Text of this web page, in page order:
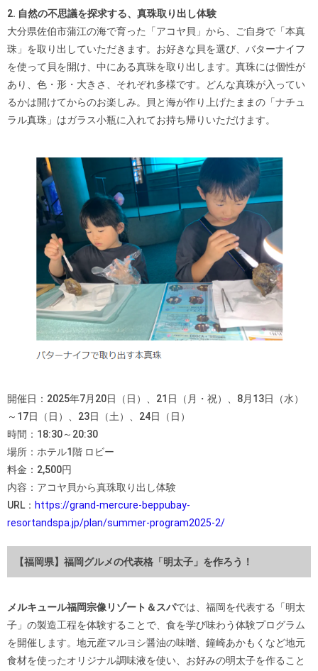
2. 自然の不思議を探求する、真珠取り出し体験
大分県佐伯市蒲江の海で育った「アコヤ貝」から、ご自身で「本真
珠」を取り出していただきます。お好きな貝を選び、バターナイフ
を使って貝を開け、中にある真珠を取り出します。真珠には個性が
あり、色・形・大きさ、それぞれ多様です。どんな真珠が入ってい
るかは開けてからのお楽しみ。貝と海が作り上げたままの「ナチュ
ラル真珠」はガラス小瓶に入れてお持ち帰りいただけます。
開催日：2025年7月20日（日）、21日（月・祝）、8月13日（水）
～17日（日）、23日（土）、24日（日）
時間：18:30～20:30
場所：ホテル1階 ロビー
料金：2,500円
内容：アコヤ貝から真珠取り出し体験
URL： https://grand-mercure-beppubay-
resortandspa.jp/plan/summer-program2025-2/
【福岡県】福岡グルメの代表格「明太子」を作ろう！
メルキュール福岡宗像リゾート＆スパでは、福岡を代表する「明太
子」の製造工程を体験することで、食を学び味わう体験プログラム
を開催します。地元産マルヨシ醤油の味噌、鐘崎あかもくなど地元
食材を使ったオリジナル調味液を使い、お好みの明太子を作ること